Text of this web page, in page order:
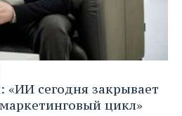
«ИИ сегодня закрывает
цикл»